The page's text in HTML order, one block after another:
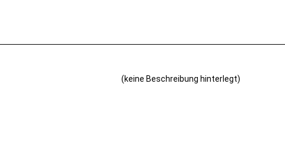
(keine Beschreibung hinterlegt)